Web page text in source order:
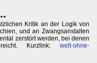
Kritik an der Logik von
und an Zwangsanstalten
zerstört werden, bei denen
Kurzlink:welt-ohne-